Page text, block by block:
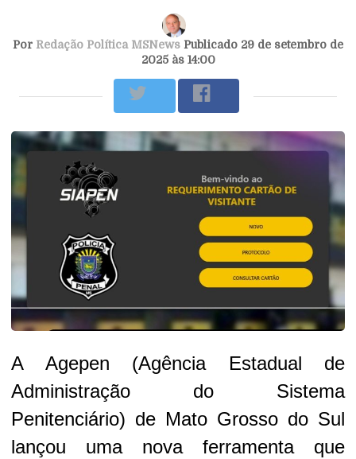
Por Redação Política MSNews Publicado 29 de setembro de
2025 às 14:00
A Agepen (Agência Estadual de
Administração do Sistema
Penitenciário) de Mato Grosso do Sul
lançou uma nova ferramenta que